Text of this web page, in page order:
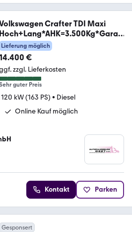
Crafter TDI Maxi
Hoch+Lang*AHK=3.500Kg*Garan
Lieferung möglich
€
zzgl. Lieferkosten
guter Preis
120 kW (163 PS) • Diesel
Online Kauf möglich
Kontakt Parken
Gesponsert